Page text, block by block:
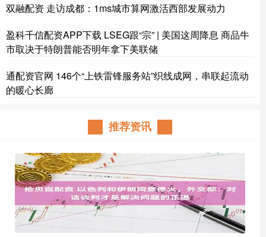
双融配资 走访成都：1ms城市算网激活西部发展动力
盈科千信配资APP下载 LSEG跟“宗” | 美国这周降息 商品牛
市取决于特朗普能否明年拿下美联储
通配资官网 146个“上铁雷锋服务站”织线成网，串联起流动
的暖心长廊
推荐资讯